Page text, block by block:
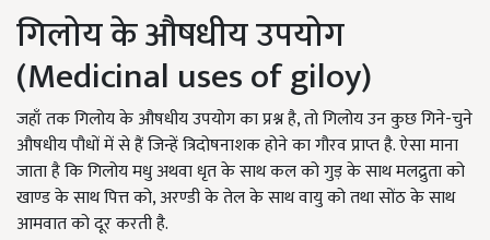
गिलोय के औषधीय उपयोग
(Medicinal uses of giloy)
जहाँ तक गिलोय के औषधीय उपयोग का प्रश्न है, तो गिलोय उन कुछ गिने-चुने
औषधीय पौधों में से हैं जिन्हें त्रिदोषनाशक होने का गौरव प्राप्त है. ऐसा माना
जाता है कि गिलोय मधु अथवा धृत के साथ कल को गुड़ के साथ मलद्रुता को
खाण्ड के साथ पित्त को, अरण्डी के तेल के साथ वायु को तथा सोंठ के साथ
आमवात को दूर करती है.